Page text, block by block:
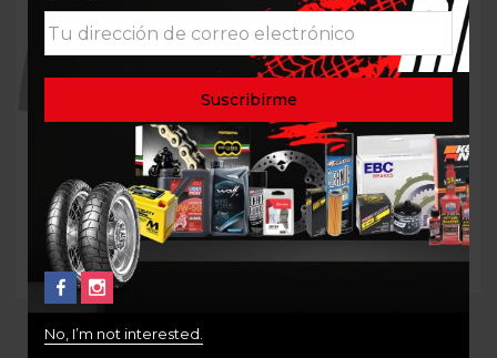
Out Of Stock
Buzo Alpinestars linear
crew fleece Talla L
$280.000
Jersey Moto
ALPINESTARS Racer
Supermatic Gris Naranja
$170.000
No, I’m not interested.